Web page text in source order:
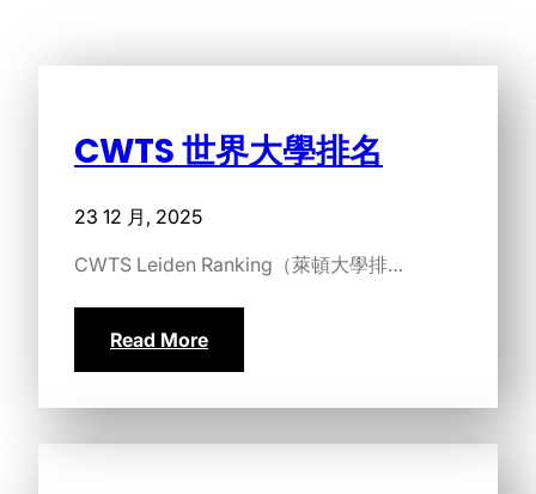
CWTS 世界大學排名
23 12 月, 2025
CWTS Leiden Ranking（萊頓大學排…
Read More